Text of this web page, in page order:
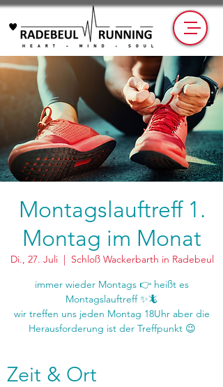
Montagslauftreff 1.
Montag im Monat
Di., 27. Juli
  |
Schloß Wackerbarth in Radebeul
immer wieder Montags 👉 heißt es
Montagslauftreff ✨🦎
wir treffen uns jeden Montag 18Uhr aber die
Zeit & Ort